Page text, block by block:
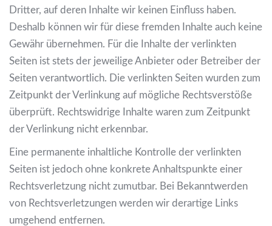
Dritter, auf deren Inhalte wir keinen Einfluss haben.
Deshalb können wir für diese fremden Inhalte auch keine
Gewähr übernehmen. Für die Inhalte der verlinkten
Seiten ist stets der jeweilige Anbieter oder Betreiber der
Seiten verantwortlich. Die verlinkten Seiten wurden zum
Zeitpunkt der Verlinkung auf mögliche Rechtsverstöße
überprüft. Rechtswidrige Inhalte waren zum Zeitpunkt
der Verlinkung nicht erkennbar.
Eine permanente inhaltliche Kontrolle der verlinkten
Seiten ist jedoch ohne konkrete Anhaltspunkte einer
Rechtsverletzung nicht zumutbar. Bei Bekanntwerden
von Rechtsverletzungen werden wir derartige Links
umgehend entfernen.